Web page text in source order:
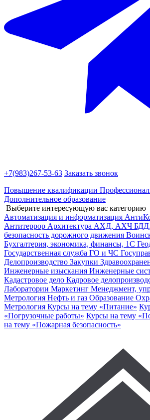
+7(983)267-53-63 Заказать звонок
Повышение квалификации
Дополнительное образование
Выберите интересующую вас категорию
Автоматизация и информатизация
Антитеррор Архитектура АХД, АХЧ БДД,
безопасность дорожного движения
Бухгалтерия, экономика, финансы, 1С
Государственная служба ГО и ЧС
Делопроизводство Закупки
Инженерные изыскания Инженерные
Кадастровое дело Кадровое
Лаборатории Маркетинг Менеджмент,
Метрология Нефть и газ Образование
Метрология Курсы на тему «Питание»
«Погрузочные работы» Курсы на тему
на тему «Пожарная безопасность»